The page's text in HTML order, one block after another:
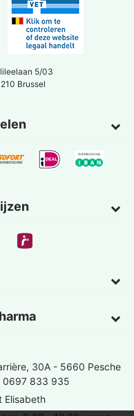
5/03
Brussel
30A - 5660 Pesche
0697 833 935
Elisabeth